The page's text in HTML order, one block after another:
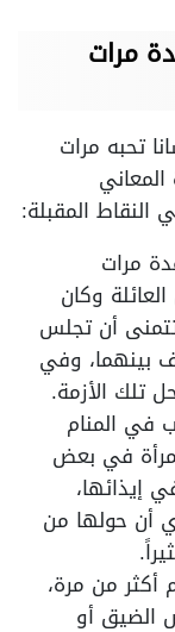
مرات
تحبه مرات
المقبلة:
مرات
وكان
أن تجلس
بينهما، وفي
تلك الأزمة.
في المنام
في بعض
إيذائها،
أن حولها من
أكثر من مرة،
أو